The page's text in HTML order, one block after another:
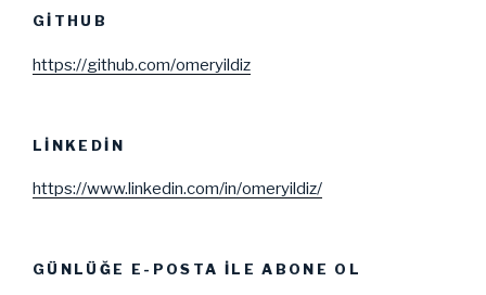
GITHUB
https://github.com/omeryildiz
LINKEDIN
https://www.linkedin.com/in/omeryildiz/
GÜNLÜĞE E-POSTA ILE ABONE OL